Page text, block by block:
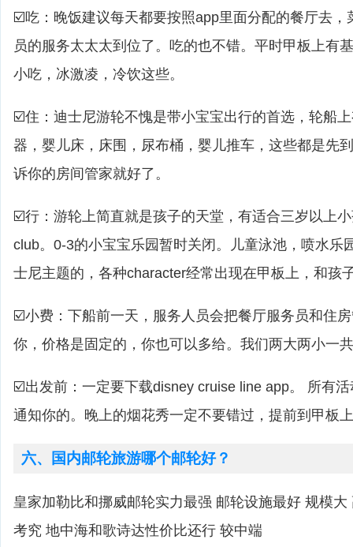
☑️吃：晚饭建议每天都要按照app里面分配的餐厅去，
员的服务太太太到位了。吃的也不错。平时甲板上有
小吃，冰激凌，冷饮这些。
☑️住：迪士尼游轮不愧是带小宝宝出行的首选，轮船
器，婴儿床，床围，尿布桶，婴儿推车，这些都是先
诉你的房间管家就好了。
☑️行：游轮上简直就是孩子的天堂，有适合三岁以上
club。0-3的小宝宝乐园暂时关闭。儿童泳池，喷水乐
士尼主题的，各种character经常出现在甲板上，和孩
☑️小费：下船前一天，服务人员会把餐厅服务员和住
你，价格是固定的，你也可以多给。我们两大两小一
☑️出发前：一定要下载disney cruise line app。 所有
通知你的。晚上的烟花秀一定不要错过，提前到甲板
六、国内邮轮旅游哪个邮轮好？
皇家加勒比和挪威邮轮实力最强 邮轮设施最好 规模
考究 地中海和歌诗达性价比还行 较中端